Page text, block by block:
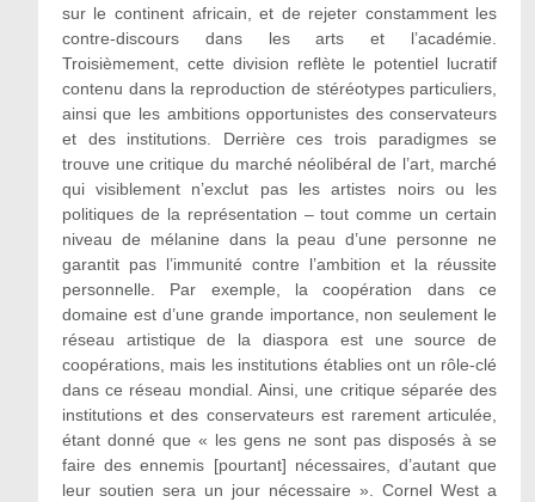
sur le continent africain, et de rejeter constamment les
contre‑discours dans les arts et l’académie.
Troisièmement, cette division reflète le potentiel lucratif
contenu dans la reproduction de stéréotypes particuliers,
ainsi que les ambitions opportunistes des conservateurs
et des institutions. Derrière ces trois paradigmes se
trouve une critique du marché néolibéral de l’art, marché
qui visiblement n’exclut pas les artistes noirs ou les
politiques de la représentation – tout comme un certain
niveau de mélanine dans la peau d’une personne ne
garantit pas l’immunité contre l’ambition et la réussite
personnelle. Par exemple, la coopération dans ce
domaine est d’une grande importance, non seulement le
réseau artistique de la diaspora est une source de
coopérations, mais les institutions établies ont un rôle-clé
dans ce réseau mondial. Ainsi, une critique séparée des
institutions et des conservateurs est rarement articulée,
étant donné que « les gens ne sont pas disposés à se
faire des ennemis [pourtant] nécessaires, d’autant que
leur soutien sera un jour nécessaire ». Cornel West a